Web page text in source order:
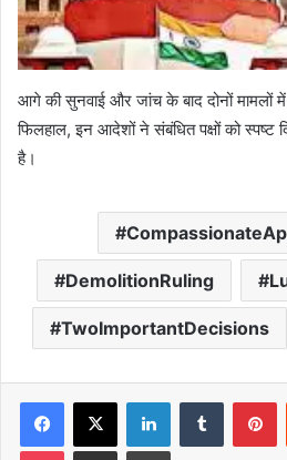
आगे की सुनवाई और जांच के बाद दोनों मामलों
फिलहाल, इन आदेशों ने संबंधित पक्षों को स्पष्ट
है।
DemolitionRuling
TwoImportantDecisions
Facebook
X LinkedInTumblr
Pocket Share via Email Print